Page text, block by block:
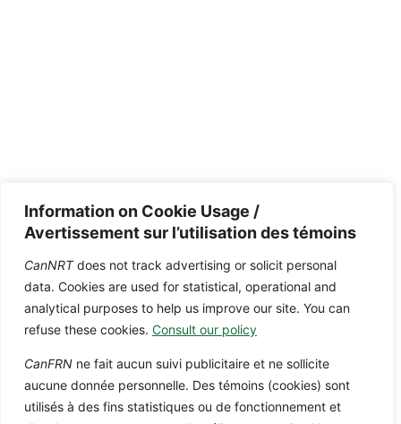
Information on Cookie Usage /
Avertissement sur l’utilisation des témoins
CanNRTdoes not track advertising or solicit personal
data. Cookies are used for statistical, operational and
analytical purposes to help us improve our site. You can
refuse these cookies. Consult our policy
CanFRN ne fait aucun suivi publicitaire et ne sollicite
aucune donnée personnelle. Des témoins (cookies) sont
utilisés à des fins statistiques ou de fonctionnement et